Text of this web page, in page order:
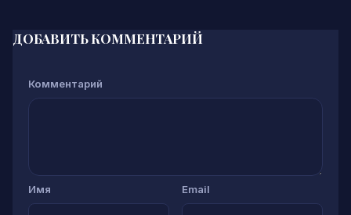
ДОБАВИТЬ КОММЕНТАРИЙ
Комментарий
Имя Email